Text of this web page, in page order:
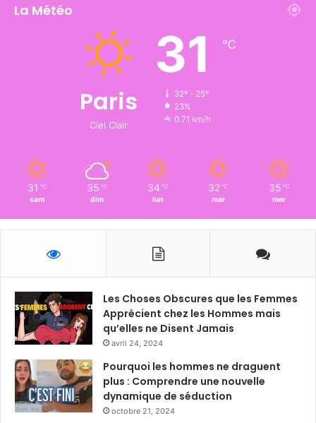
La Météo
Paris
Ciel Clair
31 ℃
32º - 25º
23%
0.71 km/h
31 ℃
sam
35 ℃
dim
34 ℃
lun
32 ℃
mar
35 ℃
mer
Les Choses Obscures que les Femmes
Apprécient chez les Hommes mais
qu’elles ne Disent Jamais
avril 24, 2024
Pourquoi les hommes ne draguent
plus : Comprendre une nouvelle
dynamique de séduction
octobre 21, 2024